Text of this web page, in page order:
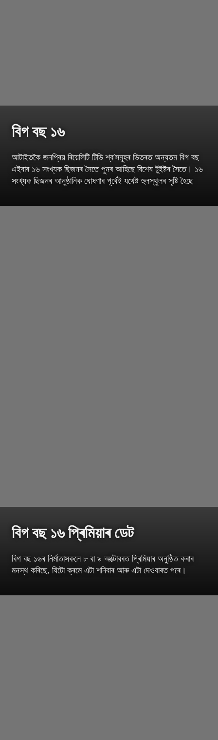
বিগ বছ ১৬
আটাইতকৈ জনপ্ৰিয় ৰিয়েলিটি টিভি শ্ব’সমূহৰ ভিতৰত অন্যতম বিগ বছ
এইবাৰ ১৬ সংখ্যক ছিজনৰ সৈতে পুনৰ আহিছে বিশেষ টুইষ্টৰ সৈতে। ১৬
সংখ্যক ছিজনৰ আনুষ্ঠানিক ঘোষণাৰ পূৰ্বেই যথেষ্ট হুলস্থুলৰ সৃষ্টি হৈছে
বিগ বছ ১৬ প্ৰিমিয়াৰ ডেট
বিগ বছ ১৬ৰ নিৰ্মাতাসকলে ৮ বা ৯ অক্টোবৰত প্ৰিমিয়াৰ অনুষ্ঠিত কৰাৰ
মনস্থ কৰিছে, যিটো ক্ৰমে এটা শনিবাৰ আৰু এটা দেওবাৰত পৰে।